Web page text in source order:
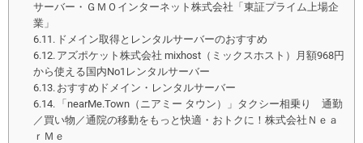
サーバー・ＧＭＯインターネット株式会社「東証プライム上場企
業」
ドメイン取得とレンタルサーバーのおすすめ
アズポケット株式会社 mixhost（ミックスホスト）月額968円
から使える国内No1レンタルサーバー
おすすめドメイン・レンタルサーバー
「nearMe.Town（ニアミー タウン）」タクシー相乗り 通勤
／買い物／通院の移動をもっと快適・おトクに！株式会社Ｎｅａ
ｒＭｅ